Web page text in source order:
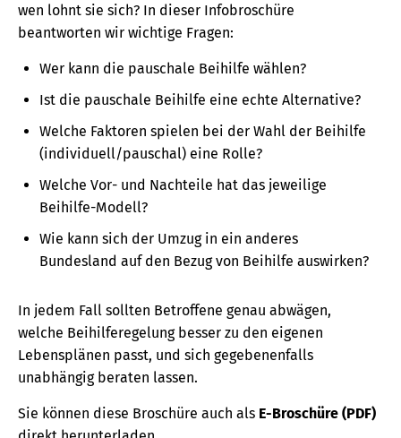
wen lohnt sie sich? In dieser Infobroschüre
beantworten wir wichtige Fragen:
Wer kann die pauschale Beihilfe wählen?
Ist die pauschale Beihilfe eine echte Alternative?
Welche Faktoren spielen bei der Wahl der Beihilfe
(individuell/pauschal) eine Rolle?
Welche Vor- und Nachteile hat das jeweilige
Beihilfe-Modell?
Wie kann sich der Umzug in ein anderes
Bundesland auf den Bezug von Beihilfe auswirken?
In jedem Fall sollten Betroffene genau abwägen,
welche Beihilferegelung besser zu den eigenen
Lebensplänen passt, und sich gegebenenfalls
unabhängig beraten lassen.
Sie können diese Broschüre auch als E-Broschüre (PDF)